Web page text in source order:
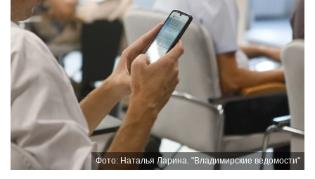
Фото: Наталья Ларина. "Владимирские ведомости"